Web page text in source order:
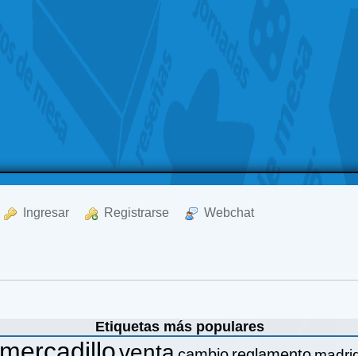
Ingresar Registrarse Webchat
Etiquetas más populares